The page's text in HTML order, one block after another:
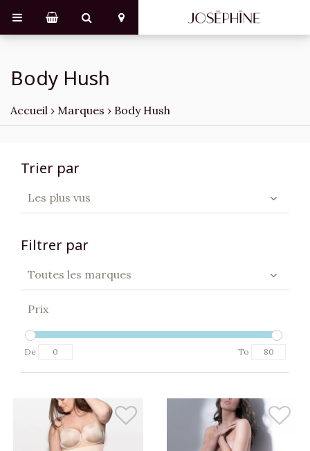
Body Hush
Accueil › Marques › Body Hush
Trier par
Les plus vus
Filtrer par
Toutes les marques
Prix
De To